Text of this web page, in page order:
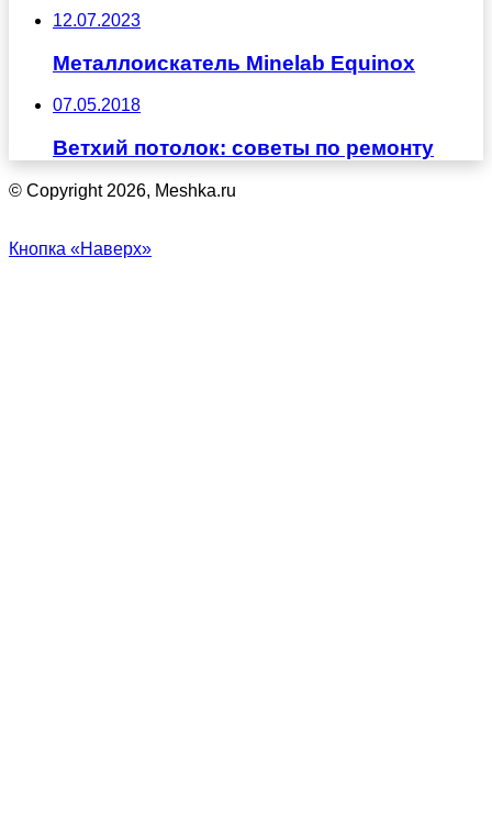
12.07.2023
Металлоискатель Minelab Equinox
07.05.2018
Ветхий потолок: советы по ремонту
© Copyright 2026, Meshka.ru
Кнопка «Наверх»